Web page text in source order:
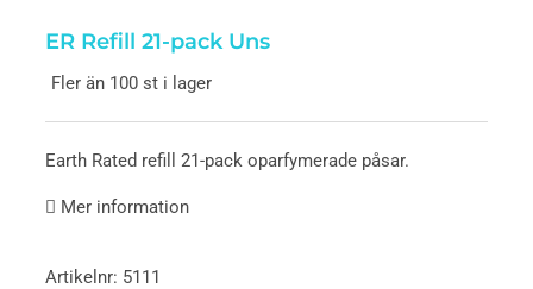
ER Refill 21-pack Uns
Fler än 100 st i lager
Earth Rated refill 21-pack oparfymerade påsar.
Mer information
Artikelnr: 5111